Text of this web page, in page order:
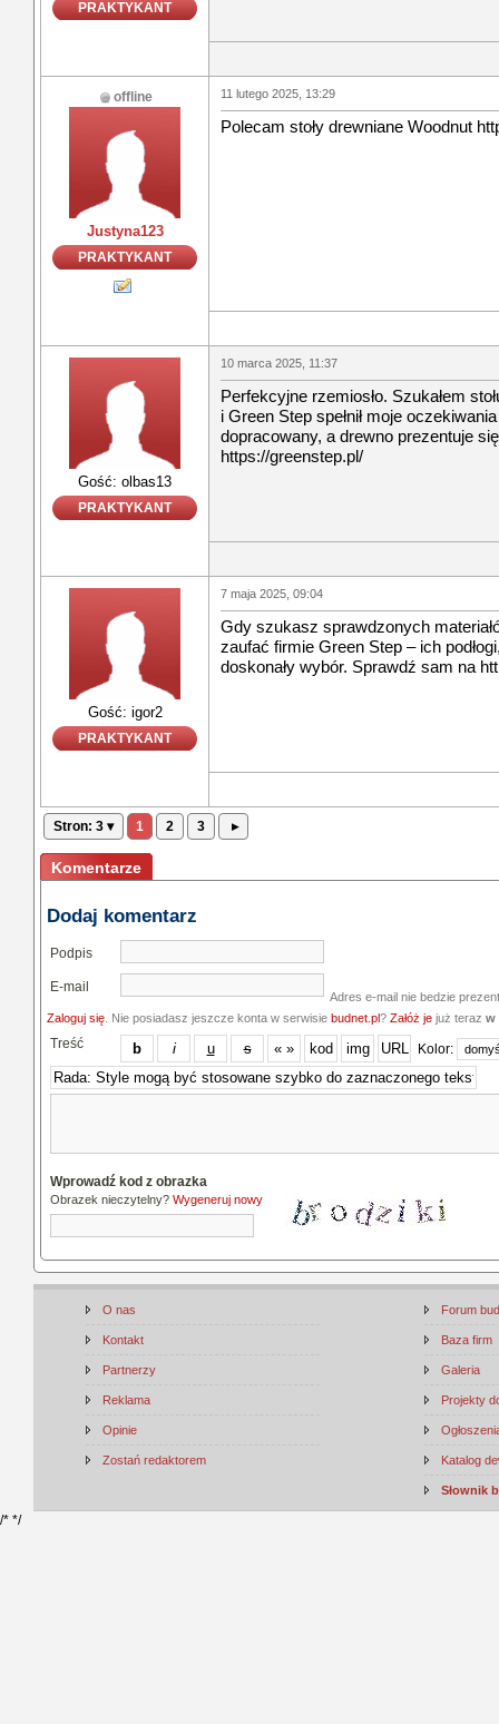
PRAKTYKANT
offline
Justyna123
PRAKTYKANT
11 lutego 2025, 13:29
Polecam stoły drewniane Woodnut
Gość: olbas13
PRAKTYKANT
10 marca 2025, 11:37
Perfekcyjne rzemiosło. Szukałem
i Green Step spełnił moje
dopracowany, a drewno prezentuje
https://greenstep.pl/
Gość: igor2
PRAKTYKANT
7 maja 2025, 09:04
Gdy szukasz sprawdzonych
zaufać firmie Green Step – ich
doskonały wybór. Sprawdź sam na
Stron: 3 ▾ 1 2 3 ▸
Komentarze
Dodaj komentarz
Podpis
E-mail
Adres e-mail nie bedzie
Zaloguj się . Nie posiadasz jeszcze konta w serwisie budnet.pl? Załóż je już teraz w
Treść Kolor:
Wprowadź kod z obrazka
Obrazek nieczytelny? Wygeneruj nowy
O nas
Kontakt
Partnerzy
Reklama
Opinie
Zostań redaktorem
Forum
Baza firm
Galeria
Projekty
Katalog
Słownik
/* */